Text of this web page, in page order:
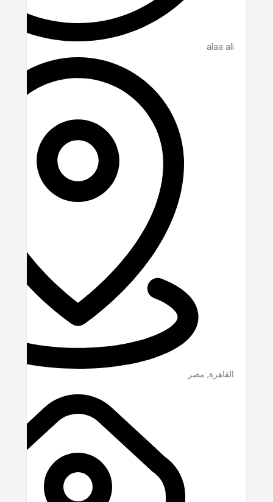
alaa ali
القاهرة, مصر